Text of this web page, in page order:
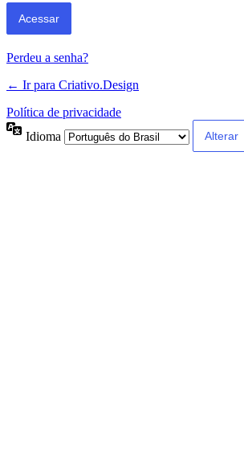
Perdeu a senha?
← Ir para Criativo.Design
Política de privacidade
Idioma